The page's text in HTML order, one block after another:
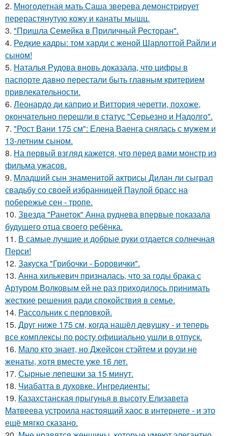
2. Многодетная мать Саша зверева демонстрирует
перерастянутую кожу и канаты мышц.
3. "Пришла Семейка в Приличный Ресторан".
4. Редкие кадры: том харди с женой Шарлоттой Райли и
сыном!
5. Наталья Рудова вновь доказала, что цифры в
паспорте давно перестали быть главным критерием
привлекательности.
6. Леонардо ди каприо и Виттория черетти, похоже,
окончательно перешли в статус "Серьезно и Надолго".
7. "Рост Вани 175 см": Елена Ваенга снялась с мужем и
13-летним сыном.
8. На первый взгляд кажется, что перед вами монстр из
фильма ужасов.
9. Младший сын знаменитой актрисы Дилан ли сыграл
свадьбу со своей избранницей Паулой брасс на
побережье сен - тропе.
10. Звезда "Ранеток" Анна руднева впервые показала
будущего отца своего ребёнка.
11. В самые лучшие и добрые руки отдается солнечная
Перси!
12. Закуска "Грибочки - Боровички".
13. Анна хилькевич призналась, что за годы брака с
Артуром Волковым ей не раз приходилось принимать
жесткие решения ради спокойствия в семье.
14. Рассольник с перловкой.
15. Друг ниже 175 см, когда нашёл девушку - и теперь
все комплексы по росту официально ушли в отпуск.
16. Мало кто знает, но Джейсон стэйтем и роузи не
женаты, хотя вместе уже 16 лет.
17. Сырные лепешки за 15 минут.
18. Чиабатта в духовке. Ингредиенты:
19. Казахстанская прыгунья в высоту Елизавета
Матвеева устроила настоящий хаос в интернете - и это
ещё мягко сказано.